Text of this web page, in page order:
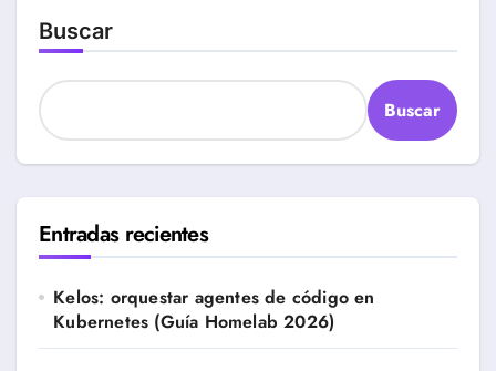
Buscar
Buscar
Entradas recientes
Kelos: orquestar agentes de código en
Kubernetes (Guía Homelab 2026)